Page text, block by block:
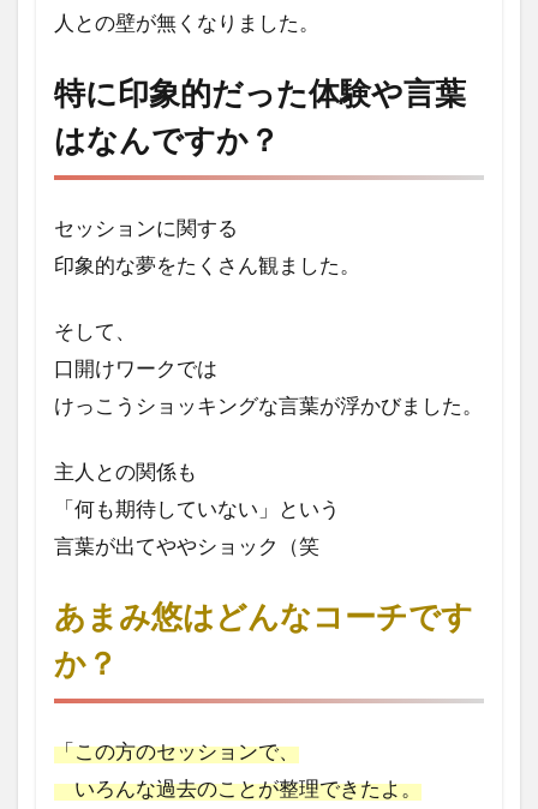
人との壁が無くなりました。
特に印象的だった体験や言葉
はなんですか？
セッションに関する
印象的な夢をたくさん観ました。
そして、
口開けワークでは
けっこうショッキングな言葉が浮かびました。
主人との関係も
「何も期待していない」という
言葉が出てややショック（笑
あまみ悠はどんなコーチです
か？
「この方のセッションで、
いろんな過去のことが整理できたよ。